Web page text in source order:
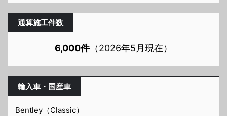
通算施工件数
6,000件（2026年5月現在）
輸入車・国産車
Bentley（Classic）